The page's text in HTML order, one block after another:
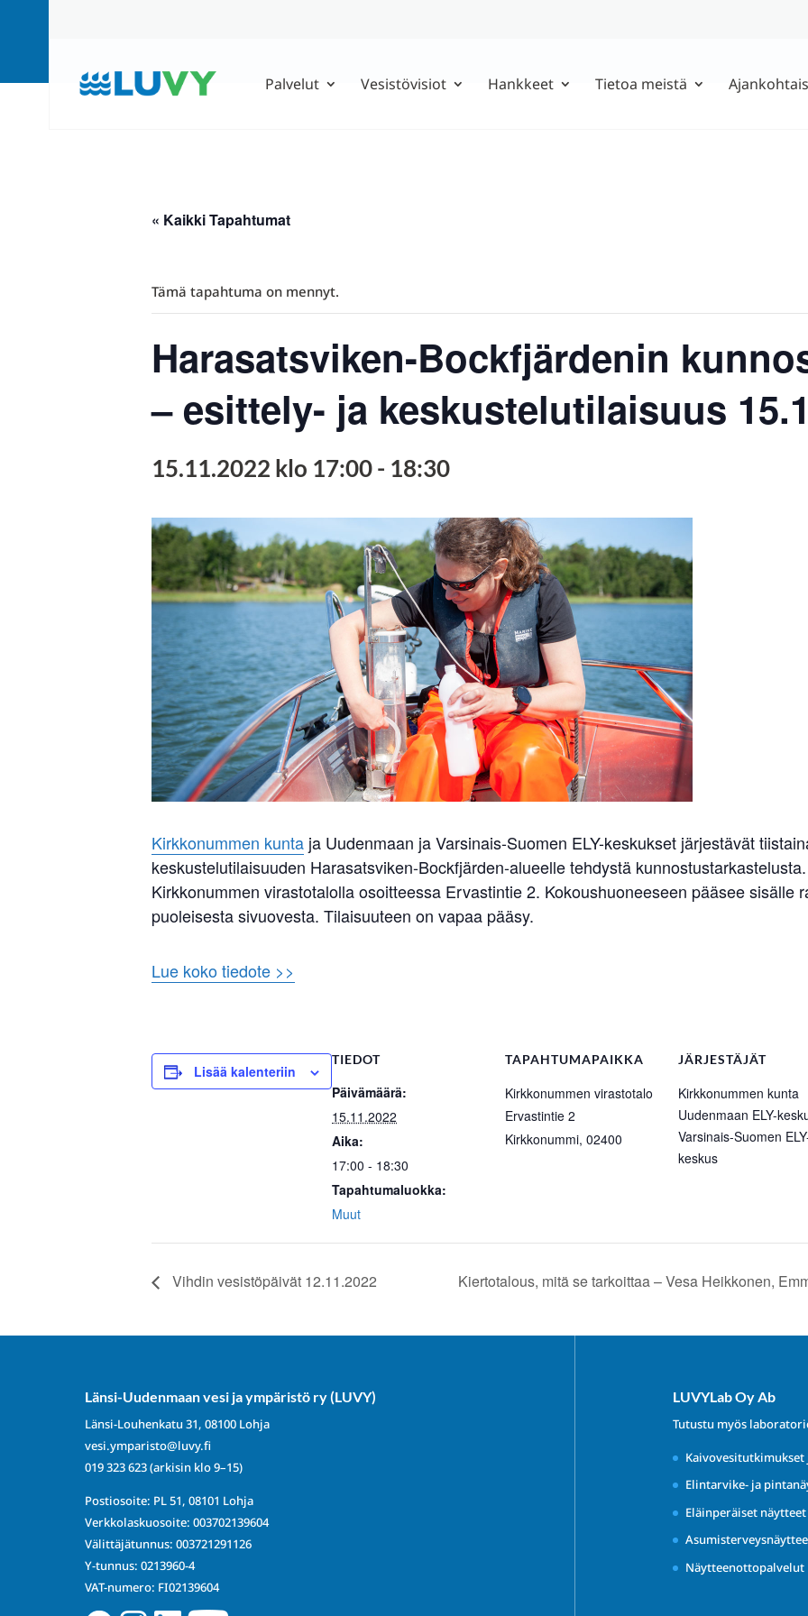
Palvelut Vesistövisiot Hankkeet Tietoa meistä
« Kaikki Tapahtumat
Tämä tapahtuma on mennyt.
Harasatsviken-Bockfjärdenin
– esittely- ja keskustelutilaisuus
15.11.2022 klo 17:00- 18:30
Kirkkonummen kunta ja Uudenmaan ja Varsinais-Suomen ELY-keskukset järjestävät
keskustelutilaisuuden Harasatsviken-Bockfjärden-alueelle tehdystä
Kirkkonummen virastotalolla osoitteessa Ervastintie 2. Kokoushuoneeseen pääsee sisälle
puoleisesta sivuovesta. Tilaisuuteen on vapaa pääsy.
Lue koko tiedote >>
Lisää kalenteriin
TIEDOT
Päivämäärä:
15.11.2022
Aika:
17:00 - 18:30
Tapahtumaluokka:
Muut
TAPAHTUMAPAIKKA
Kirkkonummen virastotalo
Ervastintie 2
Kirkkonummi, 02400
JÄRJESTÄJÄT
Kirkkonummen kunta
Uudenmaan ELY-
Varsinais-Suomen
keskus
Vihdin vesistöpäivät 12.11.2022 Kiertotalous, mitä se tarkoittaa – Vesa Heikkonen,
Länsi-Uudenmaan vesi ja ympäristö ry (LUVY)
Länsi-Louhenkatu 31, 08100 Lohja
vesi.ymparisto@luvy.fi
019 323 623(arkisin klo 9–15)
Postiosoite: PL 51, 08101 Lohja
Verkkolaskuosoite: 003702139604
Välittäjätunnus: 003721291126
Y-tunnus: 0213960-4
VAT-numero: FI02139604
LUVYLab Oy Ab
Tutustu myös
Elintarvike- ja
Eläinperäiset
Näytteenottopalvelut